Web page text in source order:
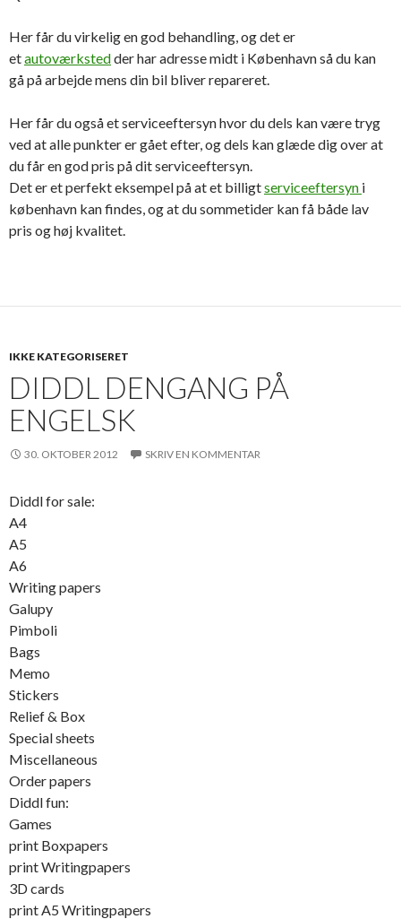
Her får du virkelig en god behandling, og det er
etautoværkstedder har adresse midt i København så du kan
gå på arbejde mens din bil bliver repareret.
Her får du også et serviceeftersyn hvor du dels kan være tryg
ved at alle punkter er gået efter, og dels kan glæde dig over at
du får en god pris på dit serviceeftersyn.
Det er et perfekt eksempel på at et billigtserviceeftersyn i
københavn kan findes, og at du sommetider kan få både lav
pris og høj kvalitet.
IKKE KATEGORISERET
DIDDL DENGANG PÅ
ENGELSK
30. OKTOBER 2012 SKRIV EN KOMMENTAR
Diddl for sale:
A4
A5
A6
Writing papers
Galupy
Pimboli
Bags
Memo
Stickers
Relief & Box
Special sheets
Miscellaneous
Order papers
Diddl fun:
Games
print Boxpapers
print Writingpapers
3D cards
print A5 Writingpapers